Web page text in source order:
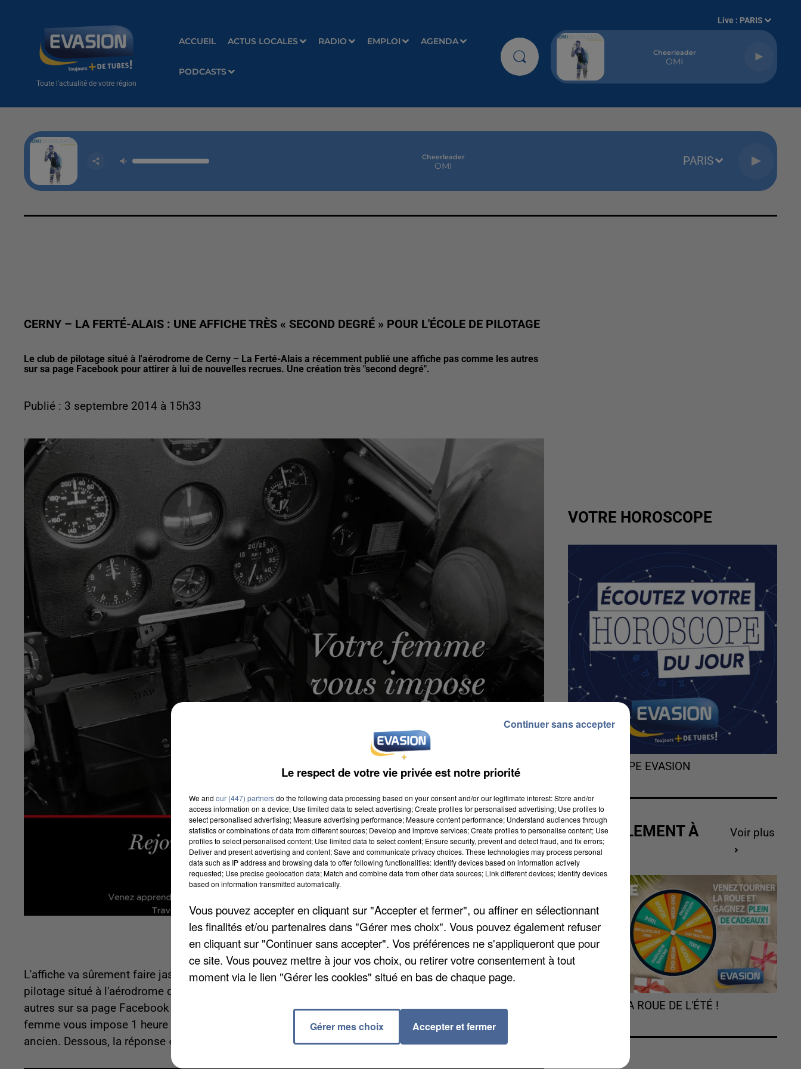
Toute l'actualité de votre région
ACCUEIL ACTUS LOCALES RADIO EMPLOI AGENDA
PODCASTS
Live : PARIS
Cheerleader
OMI
Cheerleader
OMI PARIS
CERNY – LA FERTÉ-ALAIS : UNE AFFICHE TRÈS « SECOND DEGRÉ » POUR L'ÉCOLE DE PILOTAGE
Le club de pilotage situé à l'aérodrome de Cerny – La Ferté-Alais a récemment publié une affiche pas comme les autres
sur sa page Facebook pour attirer à lui de nouvelles recrues. Une création très "second degré".
Publié : 3 septembre 2014 à 15h33
L'affiche va sûrement faire jaser une partie des internautes … et en faire sourire plus d'un. Le club de
pilotage situé à l'aérodrome de Cerny – La Ferté-Alais a récemment publié une affiche pas comme les
autres sur sa page Facebook pour attirer à lui de nouvelles recrues. On y voit la question « Votre
femme vous impose 1 heure de balai par week-end ? » avec en arrière plan le cockpit d'un avion
ancien. Dessous, la réponse « Rejoignez l'Aero Vintage Academy et devenez un aviateur ! ».
VOTRE HOROSCOPE
L'HOROSCOPE EVASION
ACTUELLEMENT À
GAGNER
Voir plus
TOURNEZ LA ROUE DE L'ÉTÉ !
Le respect de votre vie privée est notre priorité
We and our (447) partnersdo the following data processing based on your consent and/or our legitimate interest: Store and/or
access information on a device; Use limited data to select advertising; Create profiles for personalised advertising; Use profiles to
select personalised advertising; Measure advertising performance; Measure content performance; Understand audiences through
statistics or combinations of data from different sources; Develop and improve services; Create profiles to personalise content; Use
profiles to select personalised content; Use limited data to select content; Ensure security, prevent and detect fraud, and fix errors;
Deliver and present advertising and content; Save and communicate privacy choices. These technologies may process personal
data such as IP address and browsing data to offer following functionalities: Identify devices based on information actively
requested; Use precise geolocation data; Match and combine data from other data sources; Link different devices; Identify devices
based on information transmitted automatically.
Vous pouvez accepter en cliquant sur "Accepter et fermer", ou affiner en sélectionnant
les finalités et/ou partenaires dans "Gérer mes choix". Vous pouvez également refuser
en cliquant sur "Continuer sans accepter". Vos préférences ne s'appliqueront que pour
ce site. Vous pouvez mettre à jour vos choix, ou retirer votre consentement à tout
moment via le lien "Gérer les cookies" situé en bas de chaque page.
Gérer mes choix Accepter et fermer
Continuer sans accepter